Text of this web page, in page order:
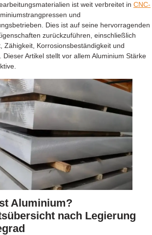
ist weit verbreitet in CNC-
und
Dies ist auf seine hervorragenden
zurückzuführen, einschließlich
Zähigkeit, Korrosionsbeständigkeit und
Dieser Artikel stellt vor allem Aluminium Stärke
Aluminium?
nach Legierung